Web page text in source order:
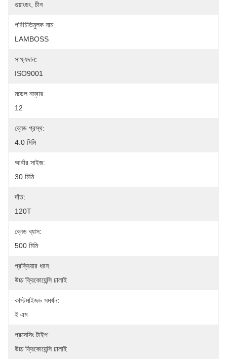
গুয়াংডং, চীন
পরিচিতিমুলক নাম:
LAMBOSS
সাক্ষ্যদান:
ISO9001
মডেল নম্বার:
12
ব্লেড প্রস্থ:
4.0 মিমি
আর্বার সাইজ:
30 মিমি
দাঁত:
120T
ব্লেড ব্যাস:
500 মিমি
প্রক্রিয়ার ধরন:
উচ্চ ফ্রিকোয়েন্সি ঢালাই
কাস্টমাইজড সমর্থন:
ই এম
প্রসেসিং টাইপ:
উচ্চ ফ্রিকোয়েন্সি ঢালাই